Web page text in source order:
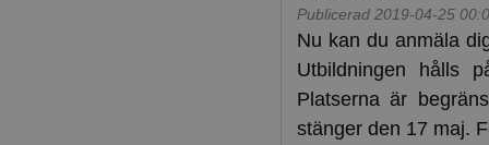
Publicerad 2019-04-25
Nu kan du anmäla
Utbildningen hålls
Platserna är
stänger den 17 maj.